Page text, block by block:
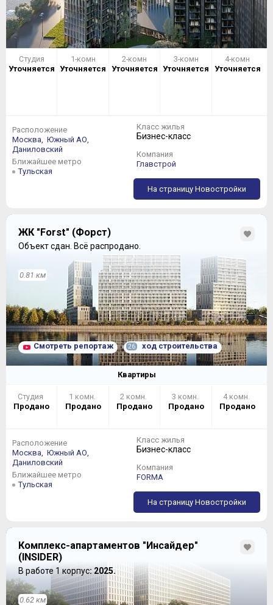
Студия
Уточняется
1-комн
Уточняется
2-комн
Уточняется
3-комн
Уточняется
4-комн
Уточняется
Расположение
Москва,
Южный АО,
Даниловский
Ближайшее метро
Тульская
Класс жилья
Бизнес-класс
Компания
Главстрой
На страницу Новостройки
ЖК "Forst" (Форст)
Объект сдан. Всё распродано.
0.81 км
Смотреть репортаж 26 ход строительства
Квартиры
Студия
Продано
1 комн.
Продано
2 комн.
Продано
3 комн.
Продано
4 комн.
Продано
Расположение
Москва,
Южный АО,
Даниловский
Ближайшее метро
Тульская
Класс жилья
Бизнес-класс
Компания
FORMA
На страницу Новостройки
Комплекс-апартаментов "Инсайдер"
(INSIDER)
В работе 1 корпус: 2025.
0.62 км